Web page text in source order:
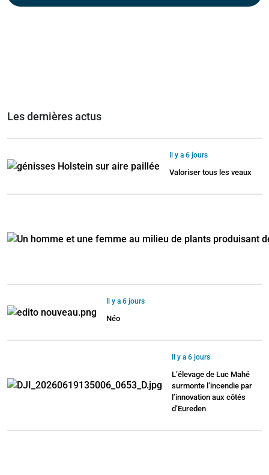
Les dernières actus
Il y a 6 jours
Valoriser tous les veaux
Il y a 6 jours
Néo
Il y a 6 jours
L’élevage de Luc Mahé
surmonte l’incendie par
l’innovation aux côtés
d’Eureden